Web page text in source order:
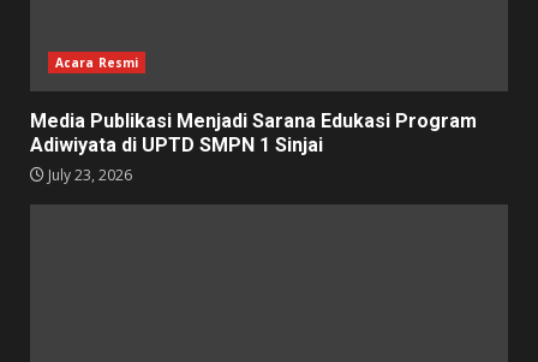
Acara Resmi
Media Publikasi Menjadi Sarana Edukasi Program
Adiwiyata di UPTD SMPN 1 Sinjai
July 23, 2026